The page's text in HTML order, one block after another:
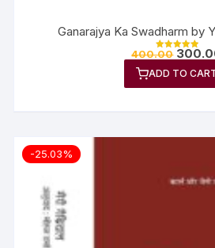
Ganarajya Ka Swadharm by
Rated
out of 5
400.00
ADD TO
-25.03%